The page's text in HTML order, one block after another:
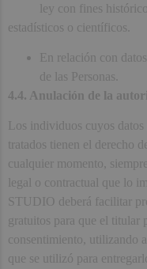
ley con fines
estadísticos o científicos.
En relación con
de las Personas.
4.4. Anulación de la
Los individuos cuyos datos
tratados tienen el derecho
cualquier momento,
legal o contractual que lo
STUDIO deberá facilitar
gratuitos para que el titular
consentimiento, utilizando
que se utilizó para